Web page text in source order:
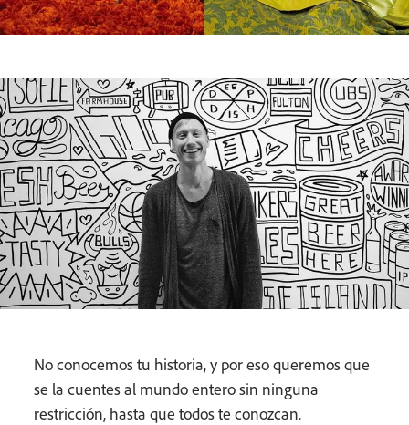
No conocemos tu historia, y por eso queremos que
se la cuentes al mundo entero sin ninguna
restricción, hasta que todos te conozcan.